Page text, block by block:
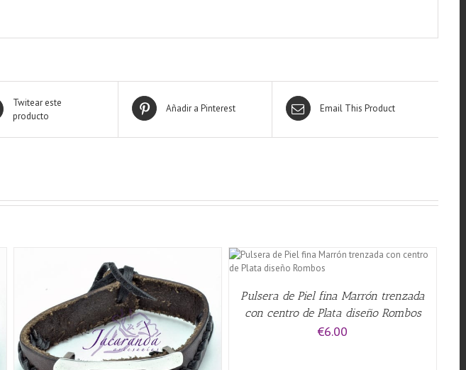
Twitear este
producto
Añadir a Pinterest Email This Product
AÑADIR AL CARRITO
Pulsera de Piel fina Marrón trenzada
con centro de Plata diseño Rombos
€6.00